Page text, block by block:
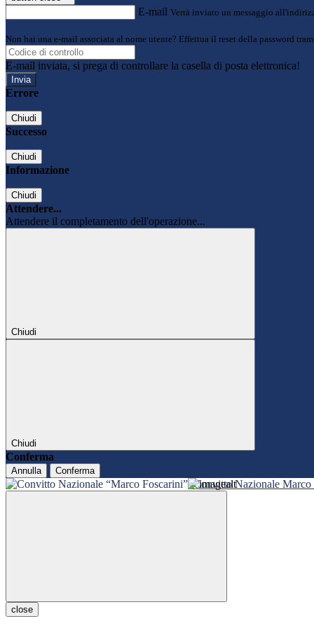
E-mail Verrà inviato un messaggio
Non hai una e-mail associata al nome utente? Effettua il reset della password
E-mail inviata, si prega di controllare la casella di posta elettronica!
Errore
Chiudi
Successo
Chiudi
Informazione
Chiudi
Attendere...
Attendere il completamento dell'operazione...
Chiudi
Chiudi
Conferma
Annulla Conferma
Convitto Nazionale Marco
close